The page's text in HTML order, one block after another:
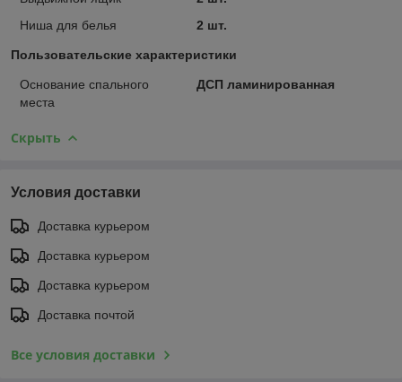
Ниша для белья
2 шт.
Пользовательские характеристики
Основание спального
места
ДСП ламинированная
Скрыть
Условия доставки
Доставка курьером
Доставка курьером
Доставка курьером
Доставка почтой
Все условия доставки